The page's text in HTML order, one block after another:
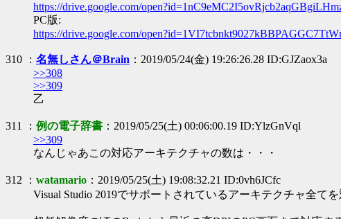
https://drive.google.com/
PC版:
https://drive.google.com/
310 ： 名無しさん＠Brain ：2019/05/24(金) 19:26:26.28 ID:GJZaox3a
>>308
>>309
乙
311 ： 例の電子辞書 ：2019/05/25(土) 00:06:00.19 ID:YlzGnVql
>>309
なんじゃあこの対応アーキテクチャの数は・・・
312 ： watamario ：2019/05/25(土) 19:08:32.21 ID:0vh6JCfc
Visual Studio 2019でサポートされているアーキテクチャ全て